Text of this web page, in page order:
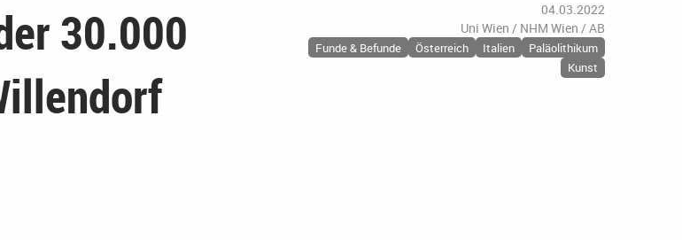
30.000
04.03.2022
Uni Wien / NHM Wien / AB
Funde & Befunde Österreich Italien
Paläolithikum
Kunst